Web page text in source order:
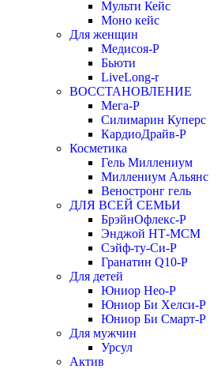
Мульти Кейс
Моно кейс
Для женщин
Медисоя-Р
Бьюти
LiveLong-r
ВОССТАНОВЛЕНИЕ
Мега-Р
Силимарин Куперс
КардиоДрайв-Р
Косметика
Гель Миллениум
Миллениум Альянс
Веностронг гель
ДЛЯ ВСЕЙ СЕМЬИ
БрэйнОфлекс-Р
Энджой НТ-МСМ
Сэйф-ту-Си-Р
Гранатин Q10-Р
Для детей
Юниор Нео-Р
Юниор Би Хелси-Р
Юниор Би Смарт-Р
Для мужчин
Урсул
Актив